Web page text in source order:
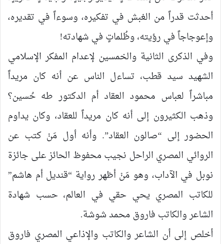
أحدثت قدراً من الغبش في تفكيره، وسوءاً في تقديره،
وإعوجاجاً في رؤيته، وظُلماتٍ في شهادته!
وفي الذكرى الثانية والخمسين لإعدام المفكر الإسلامي
الشهيد سيد قطب، تساءل الناس عن أنه كان مريداً
مباشراً لعباس محمود العقاد أم الدكتور طه حُسين؟
وذهب الكثيرون إلى أنه كان مريداً للعقاد، وكان يداوم
الحضور إلى “صالون العقاد”. وأنه أول مَنْ كتب عن
الروائي المصري الراحل نجيب محفوظ الحائز على جائزة
نوبل في الآداب، وهو مَنْ أظهر رواية “قنديل أم هاشم”
للكاتب المصري يحي حقي في العالم، حسب شهادة
الشاعر والكاتب فاروق محمد شوشة.
أخلص إلى أن الشاعر والكاتب والإذاعي المصري فاروق